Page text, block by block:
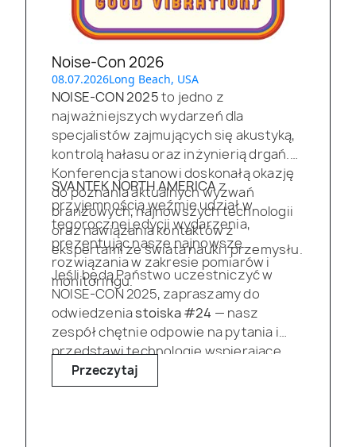
Noise-Con 2026
08.07.2026Long Beach, USA
NOISE-CON 2025to jedno z
najważniejszych wydarzeń dla
specjalistów zajmujących się akustyką,
kontrolą hałasu oraz inżynierią drgań.
Konferencja stanowi doskonałą okazję
do poznania aktualnych wyzwań
branżowych, najnowszych technologii
oraz nawiązania kontaktów z
ekspertami ze świata nauki i przemysłu.
SVANTEK NORTH AMERICAz
przyjemnością weźmie udział w
tegorocznej edycji wydarzenia,
prezentując nasze najnowsze
rozwiązania w zakresie pomiarów i
monitoringu.
Jeśli będą Państwo uczestniczyć w
NOISE-CON 2025, zapraszamy do
odwiedzeniastoiska #24 — nasz
zespół chętnie odpowie na pytania i
przedstawi technologie wspierające
realizację projektów związanych z
pomiarami hałasu i drgań.
Przeczytaj